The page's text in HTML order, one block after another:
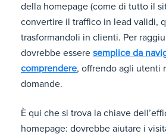
della homepage (come di tutto il
convertire il traffico in lead validi,
trasformandoli in clienti. Per
dovrebbe essere semplice da
comprendere, offrendo agli utenti
domande.
È qui che si trova la chiave
homepage: dovrebbe aiutare i